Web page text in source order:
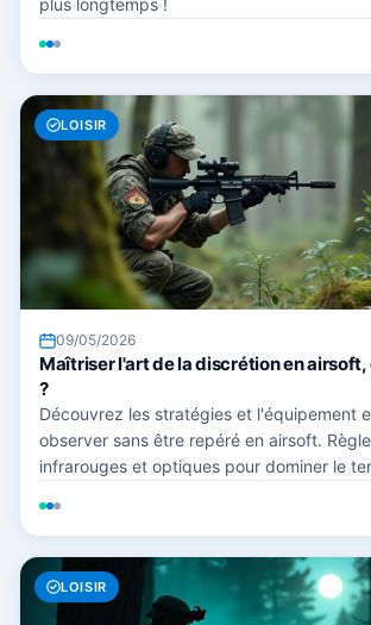
plus longtemps !
LOISIR
09/05/2026
Maîtriser l'art de la discrétion en
?
Découvrez les stratégies et l'équipement
observer sans être repéré en airsoft.
infrarouges et optiques pour dominer le
LOISIR